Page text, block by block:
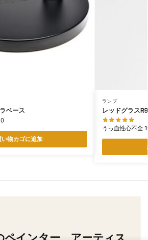
ベース
い物カゴに追加
ランプ
レッドグラス
うっ血性心不全